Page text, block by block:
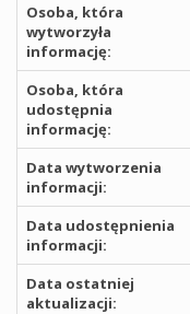
Osoba, która
wytworzyła
informację:
Osoba, która
udostępnia
informację:
Data wytworzenia
informacji:
Data udostępnienia
informacji:
Data ostatniej
aktualizacji: